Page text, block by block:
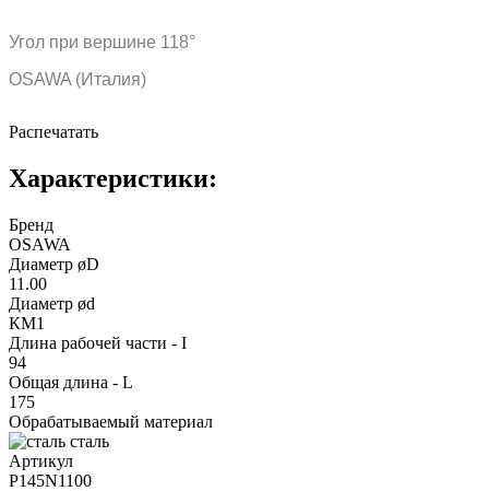
Угол при вершине 118°
OSAWA (Италия)
Распечатать
Характеристики:
Бренд
OSAWA
Диаметр øD
11.00
Диаметр ød
КМ1
Длина рабочей части - I
94
Общая длина - L
175
Обрабатываемый материал
сталь
Артикул
P145N1100